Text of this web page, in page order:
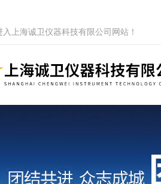
上海诚卫仪器科技有限公司网站！